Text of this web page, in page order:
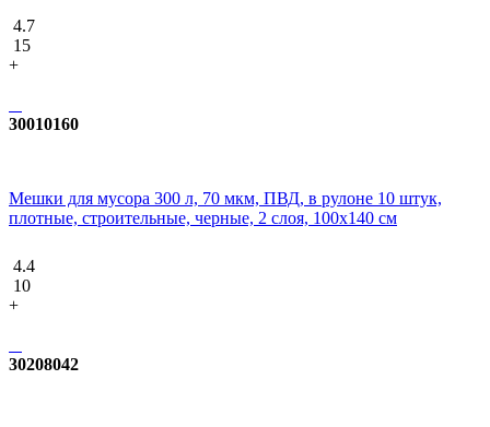
4.7
15
+
30010160
Мешки для мусора 300 л, 70 мкм, ПВД, в рулоне 10 штук,
плотные, строительные, черные, 2 слоя, 100x140 см
4.4
10
+
30208042